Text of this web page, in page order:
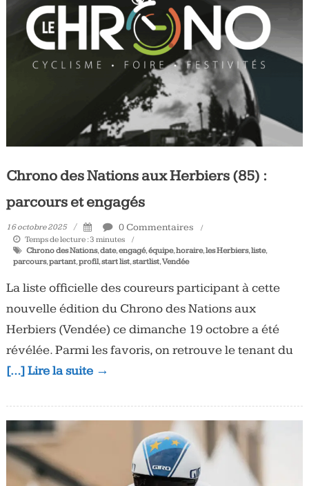
Chrono des Nations aux Herbiers (85) :
parcours et engagés
16 octobre 2025 0 Commentaires
Temps de lecture :3 minutes
Chrono des Nations,date,engagé,équipe,horaire,les Herbiers,liste,
parcours,partant,profil,start list,startlist,Vendée
La liste officielle des coureurs participant à cette
nouvelle édition du Chrono des Nations aux
Herbiers (Vendée) ce dimanche 19 octobre a été
révélée. Parmi les favoris, on retrouve le tenant du
[…] Lire la suite →